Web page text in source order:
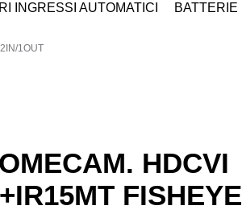
INGRESSI AUTOMATICI BATTERIE
1OUT
HDCVI
FISHEYE